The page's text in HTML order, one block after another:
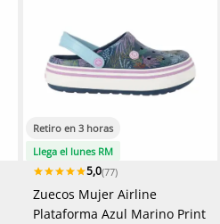
Retiro en 3 horas
Llega el lunes RM
5,0(77)
Zuecos Mujer Airline
Plataforma Azul Marino Print